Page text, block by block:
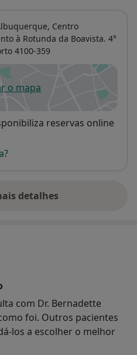
Centro
à Rotunda da Boavista. 4°
4100-359
o mapa
abre num novo separador
reservas online
detalhes
sobre o endereço
com Dr. Bernadette
foi. Outros pacientes
los a escolher o melhor